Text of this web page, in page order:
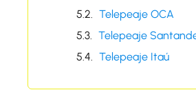
Telepeaje OCA
Telepeaje
Telepeaje Itaú